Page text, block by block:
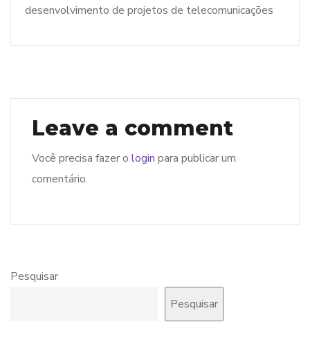
desenvolvimento de projetos de telecomunicações
Leave a comment
Você precisa fazer o login para publicar um
comentário.
Pesquisar
Pesquisar